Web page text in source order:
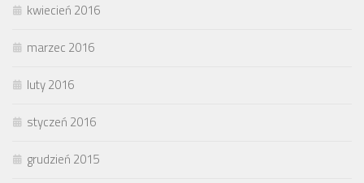
kwiecień 2016
marzec 2016
luty 2016
styczeń 2016
grudzień 2015